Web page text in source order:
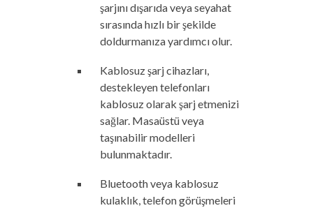
şarjını dışarıda veya seyahat
sırasında hızlı bir şekilde
doldurmanıza yardımcı olur.
Kablosuz şarj cihazları,
destekleyen telefonları
kablosuz olarak şarj etmenizi
sağlar. Masaüstü veya
taşınabilir modelleri
bulunmaktadır.
Bluetooth veya kablosuz
kulaklık, telefon görüşmeleri